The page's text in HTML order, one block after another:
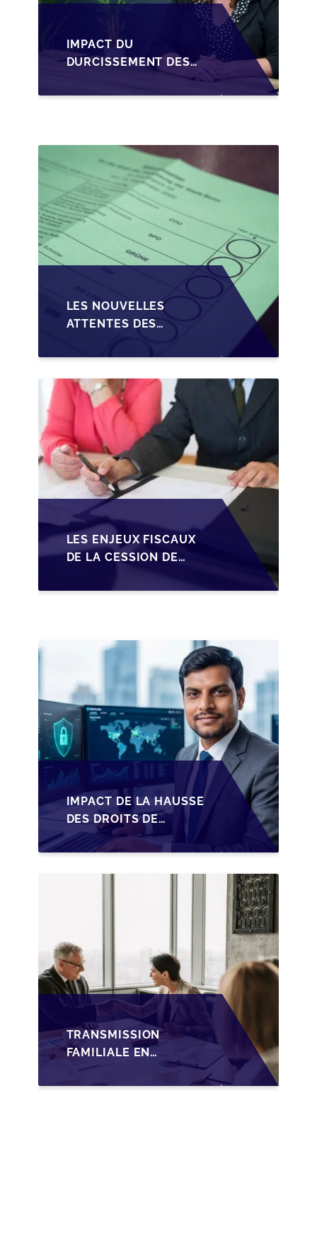
IMPACT DU
DURCISSEMENT DES
CRÉDIT SUR LA
LES NOUVELLES
ATTENTES DES
TRANSMISSION DES
PME BELGES
LES ENJEUX FISCAUX
DE LA CESSION DE
LES DIRIGEANTS DE
IMPACT DE LA HAUSSE
DES DROITS DE
SUCCESSION EN
WALLONIE SUR LA
TRANSMISSION
TRANSMISSION
FAMILIALE EN
WALLONIE :
NOUVELLES